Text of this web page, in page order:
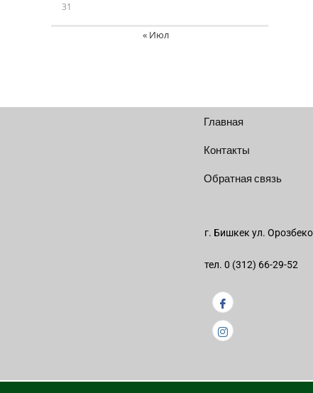
31
« Июл
Главная
Контакты
Обратная связь
г. Бишкек ул.
тел. 0 (312) 66-29-52